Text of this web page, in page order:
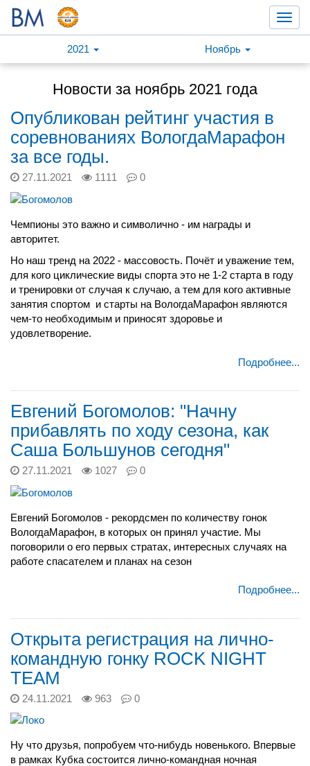
2021
Ноябрь
Новости за ноябрь 2021 года
Опубликован рейтинг участия в
соревнованиях ВологдаМарафон
за все годы.
27.11.2021 1111 0
Чемпионы это важно и символично - им награды и
авторитет.
Но наш тренд на 2022 - массовость. Почёт и уважение тем,
для кого циклические виды спорта это не 1-2 старта в году
и тренировки от случая к случаю, а тем для кого активные
занятия спортом и старты на ВологдаМарафон являются
чем-то необходимым и приносят здоровье и
удовлетворение.
Подробнее...
Евгений Богомолов: "Начну
прибавлять по ходу сезона, как
Саша Большунов сегодня"
27.11.2021 1027 0
Евгений Богомолов - рекордсмен по количеству гонок
ВологдаМарафон, в которых он принял участие. Мы
поговорили о его первых стратах, интересных случаях на
работе спасателем и планах на сезон
Подробнее...
Открыта регистрация на лично-
командную гонку ROCK NIGHT
TEAM
24.11.2021 963 0
Ну что друзья, попробуем что-нибудь новенького. Впервые
в рамках Кубка состоится лично-командная ночная